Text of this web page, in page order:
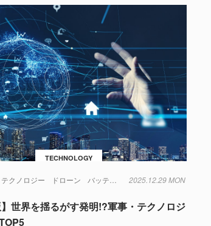
TECHNOLOGY
テクノロジー ドローン バッテリー ロボット 材料
2025.12.29 MON
】世界を揺るがす発明!?軍事・テクノロジ